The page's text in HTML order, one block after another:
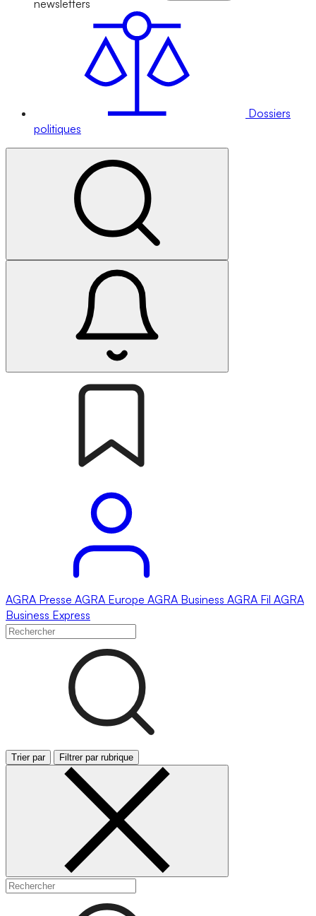
newsletters
Dossiers
politiques
AGRA Presse AGRA Europe AGRA Business AGRA Fil AGRA
Business Express
Trier par Filtrer par rubrique